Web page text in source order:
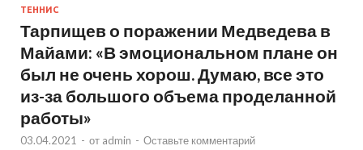
ТЕННИС
Тарпищев о поражении Медведева в
Майами: «В эмоциональном плане он
был не очень хорош. Думаю, все это
из-за большого объема проделанной
работы»
03.04.2021 - от admin - Оставьте комментарий